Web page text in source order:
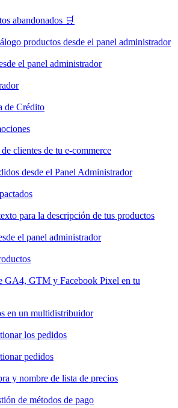
abandonados 🛒
productos desde el panel administrador
el panel administrador
de Crédito
clientes de tu e-commerce
desde el Panel Administrador
para la descripción de tus productos
el panel administrador
GA4, GTM y Facebook Pixel en tu
en un multidistribuidor
los pedidos
pedidos
y nombre de lista de precios
de métodos de pago